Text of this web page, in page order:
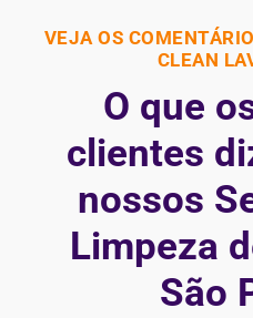
VEJA OS
CLEAN
O que
clientes
nossos
Limpeza
São